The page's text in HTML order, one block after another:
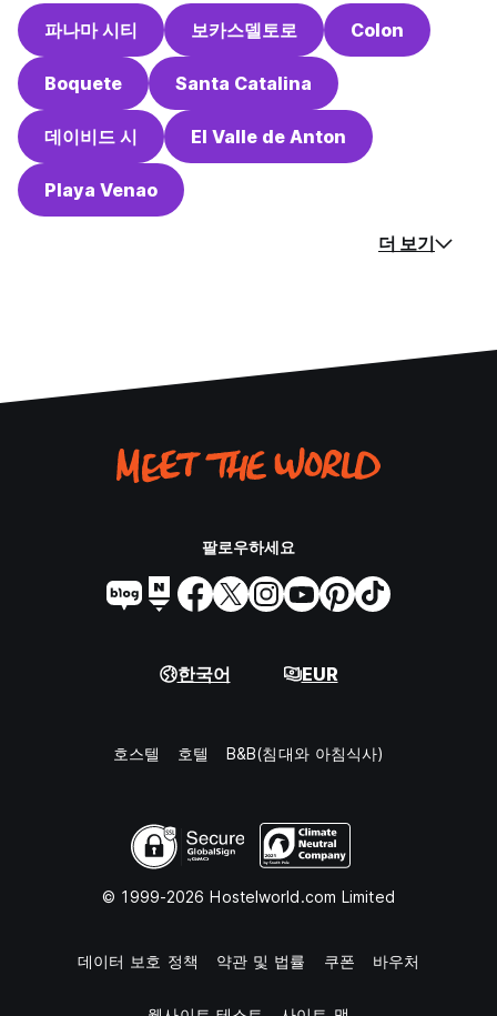
파나마 시티 보카스델토로 Colon
Boquete Santa Catalina
데이비드 시 El Valle de Anton
Playa Venao
더 보기
팔로우하세요
한국어 EUR
호스텔 호텔 B&B(침대와 아침식사)
© 1999-2026 Hostelworld.com Limited
데이터 보호 정책 약관 및 법률 쿠폰 바우처